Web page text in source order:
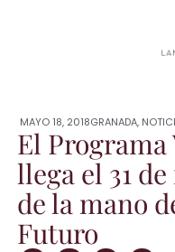
MAYO 18, 2018GRANADA,
El
llega el 31
de la mano
Futuro